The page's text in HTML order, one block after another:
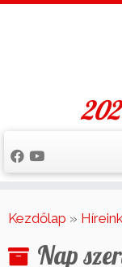
toKezdőlap »
Nap